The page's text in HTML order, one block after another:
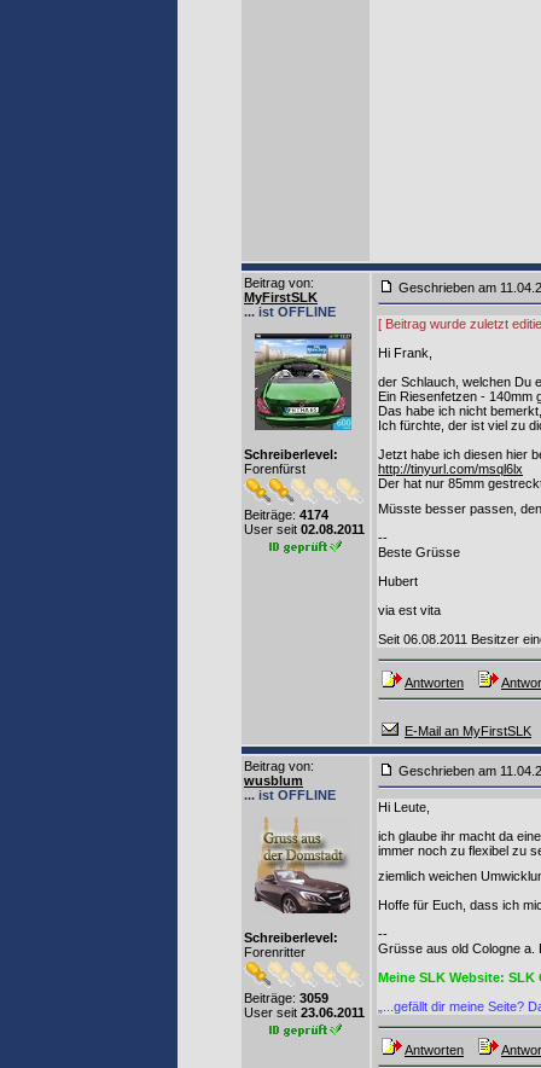
Beitrag von:
MyFirstSLK
... ist OFFLINE
Schreiberlevel:
Forenfürst
Beiträge: 4174
User seit 02.08.2011
Geschrieben am
[ Beitrag wurde zuletzt
Hi Frank,
der Schlauch, welchen Du
Ein Riesenfetzen - 140mm
Das habe ich nicht
Ich fürchte, der ist viel zu
Jetzt habe ich diesen hier
http://tinyurl.com/msql6lx
Der hat nur 85mm
Müsste besser passen,
--
Beste Grüsse
Hubert
via est vita
Seit 06.08.2011 Besitzer
Antworten
E-Mail an MyFirstSLK
Beitrag von:
wusblum
... ist OFFLINE
Schreiberlevel:
Forenritter
Beiträge: 3059
User seit 23.06.2011
Geschrieben am
Hi Leute,
ich glaube ihr macht da
immer noch zu flexibel zu
ziemlich weichen
Hoffe für Euch, dass ich
--
Grüsse aus old Cologne a.
Meine SLK Website: SLK
„...gefällt dir meine Seite?
Antworten